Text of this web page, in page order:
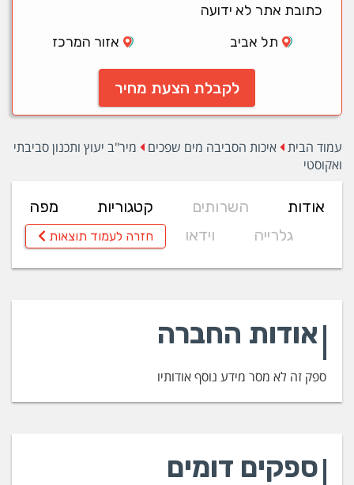
כתובת אתר לא ידועה
תל אביב
אזור המרכז
לקבלת הצעת מחיר
עמוד הבית איכות הסביבה מים שפכים
מיר"ב יעוץ ותכנון סביבתי
ואקוסטי
אודות השרותים קטגוריות
מפה
גלרייה
וידאו חזרה לעמוד תוצאות
אודות החברה
ספק זה לא מסר מידע נוסף אודותיו
ספקים דומים